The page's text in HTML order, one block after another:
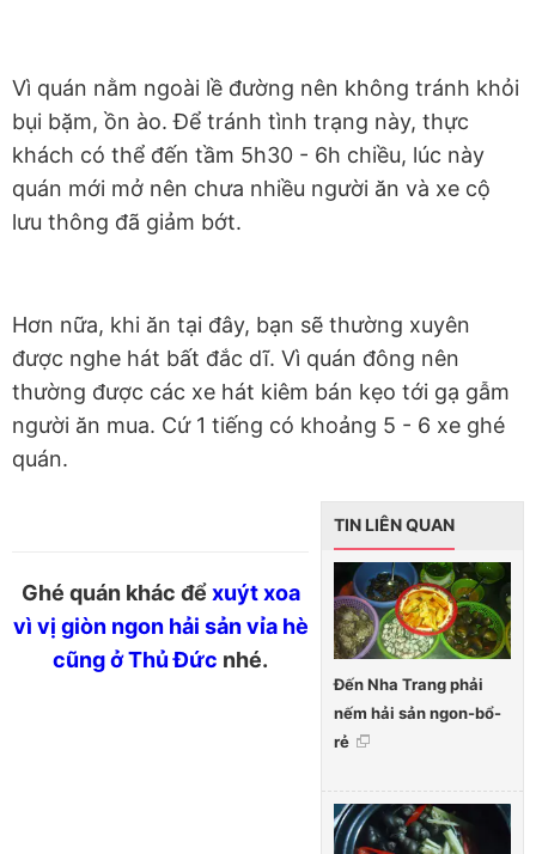
Vì quán nằm ngoài lề đường nên không tránh khỏi
bụi bặm, ồn ào. Để tránh tình trạng này, thực
khách có thể đến tầm 5h30 - 6h chiều, lúc này
quán mới mở nên chưa nhiều người ăn và xe cộ
lưu thông đã giảm bớt.
Hơn nữa, khi ăn tại đây, bạn sẽ thường xuyên
được nghe hát bất đắc dĩ. Vì quán đông nên
thường được các xe hát kiêm bán kẹo tới gạ gẫm
người ăn mua. Cứ 1 tiếng có khoảng 5 - 6 xe ghé
quán.
TIN LIÊN QUAN
Đến Nha Trang phải
nếm hải sản ngon-bổ-
rẻ
Ghé quán khác đểxuýt xoa
vì vị giòn ngon hải sản vỉa hè
cũng ở Thủ Đức nhé.